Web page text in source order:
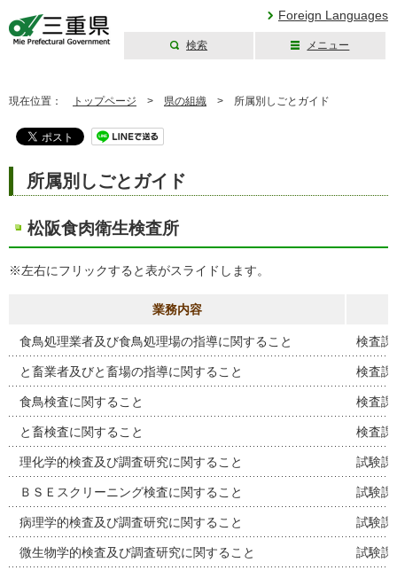
Foreign Languages
検索 メニュー
現在位置： トップページ > 県の組織 > 所属別しごとガイド
所属別しごとガイド
松阪食肉衛生検査所
※左右にフリックすると表がスライドします。
業務内容
食鳥処理業者及び食鳥処理場の指導に関すること 検査課
と畜業者及びと畜場の指導に関すること 検査課
食鳥検査に関すること 検査課
と畜検査に関すること 検査課
理化学的検査及び調査研究に関すること 試験課
ＢＳＥスクリーニング検査に関すること 試験課
病理学的検査及び調査研究に関すること 試験課
微生物学的検査及び調査研究に関すること 試験課